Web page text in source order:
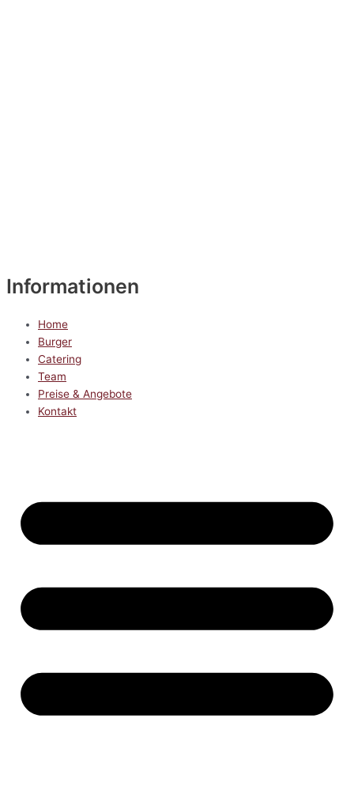
Informationen
Home
Burger
Catering
Team
Preise & Angebote
Kontakt